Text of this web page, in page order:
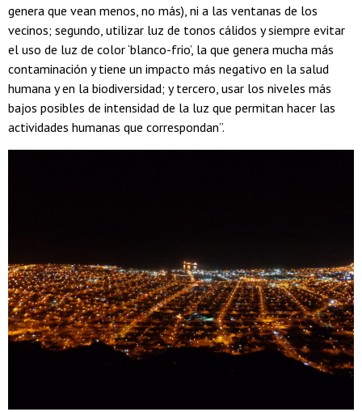
genera que vean menos, no más), ni a las ventanas de los
vecinos; segundo, utilizar luz de tonos cálidos y siempre evitar
el uso de luz de color ‘blanco-frio’, la que genera mucha más
contaminación y tiene un impacto más negativo en la salud
humana y en la biodiversidad; y tercero, usar los niveles más
bajos posibles de intensidad de la luz que permitan hacer las
actividades humanas que correspondan”.